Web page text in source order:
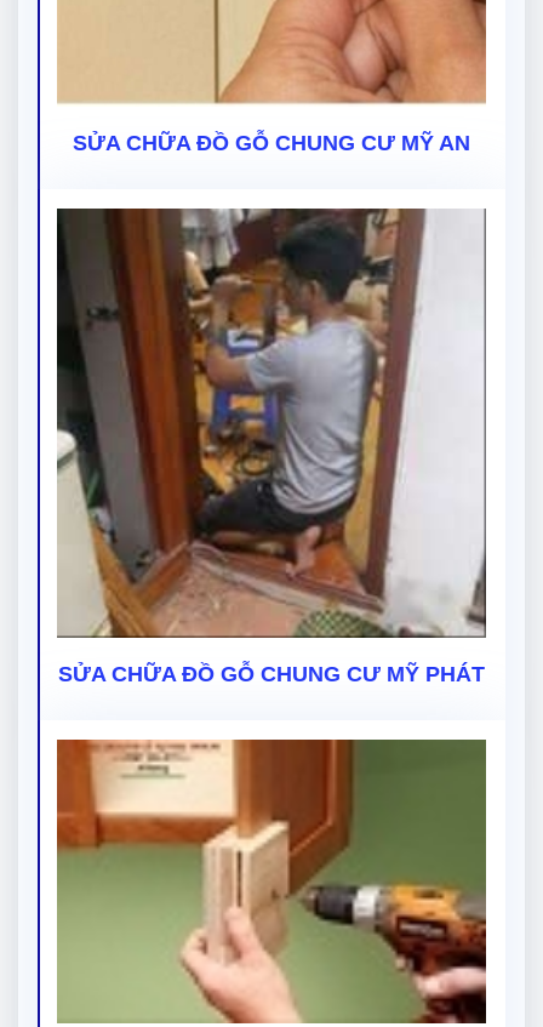
SỬA CHỮA ĐỒ GỖ CHUNG CƯ MỸ AN
SỬA CHỮA ĐỒ GỖ CHUNG CƯ MỸ PHÁT